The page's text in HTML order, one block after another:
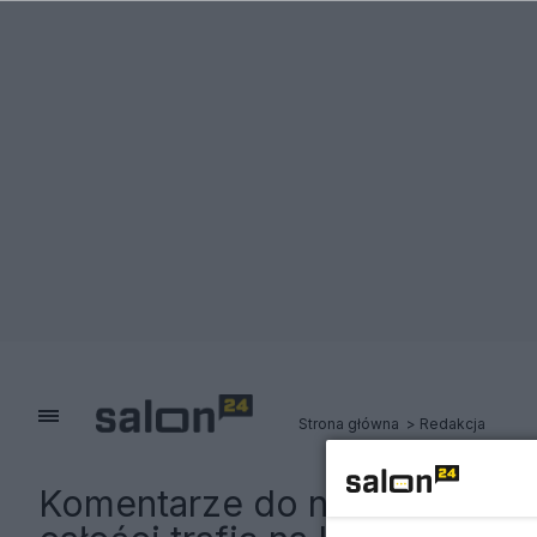
Strona główna Redakcja
Komentarze do notki:Rolls-